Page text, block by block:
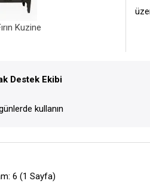
Kuzine
Destek Ekibi
kullanın
6 (1 Sayfa)